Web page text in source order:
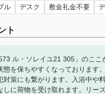
ル デスク 敷金礼金不要
ト
ル・ソレイユ21 305」のこ
態を保ちやすくなっております
対策にも繋がります。入浴中や
しに荷物を受け取れます。リー